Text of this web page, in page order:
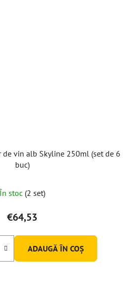
de vin alb Skyline 250ml (set de 6
buc)
medie
a
produsului
este
5,0
stoc (2 set)
€64,53
ADAUGĂ ÎN COŞ